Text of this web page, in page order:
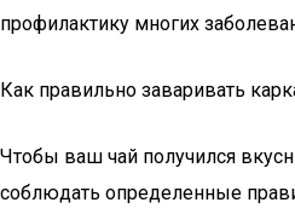
профилактику многих
Как правильно заваривать
Чтобы ваш чай получился
соблюдать определенные